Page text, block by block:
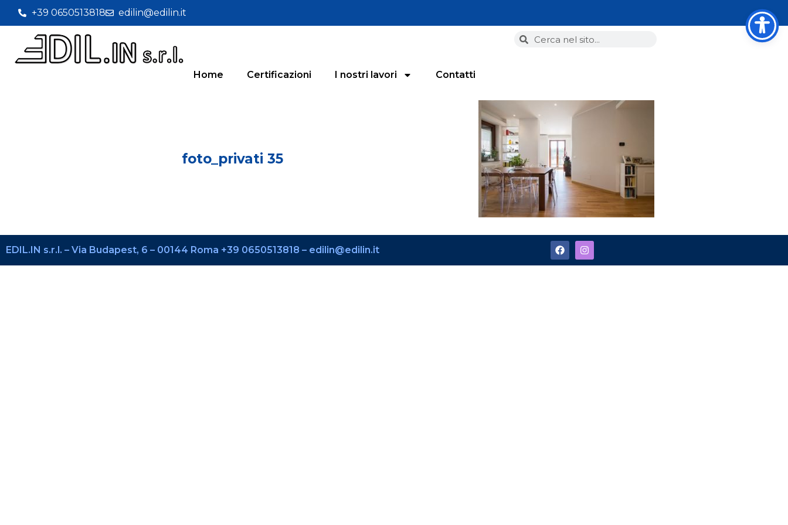
+39 0650513818 edilin@edilin.it
Home Certificazioni I nostri lavori Contatti
foto_privati 35
EDIL.IN s.r.l. – Via Budapest, 6 – 00144 Roma +39 0650513818 – edilin@edilin.it